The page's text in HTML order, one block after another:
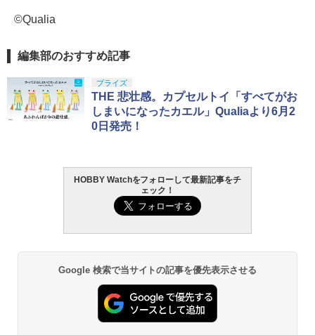
©Qualia
編集部のおすすめ記事
プライズ
THE 悲壮感。カプセルトイ「すべてがお
しまいになったカエル」Qualiaより6月2
0日発売！
HOBBY Watchをフォローして最新記事をチ
ェック！
Google 検索で当サイトの記事を優先表示させる